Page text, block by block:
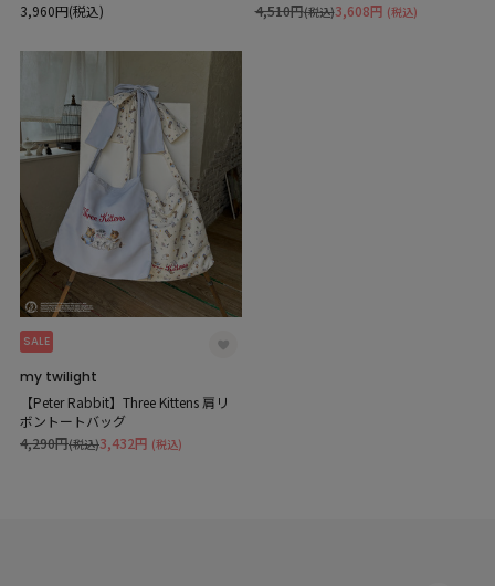
3,960円(税込)
3,608円 (税込)
4,510円(税込)
SALE
my twilight
【Peter Rabbit】Three Kittens 肩リ
ボントートバッグ
3,432円 (税込)
4,290円(税込)